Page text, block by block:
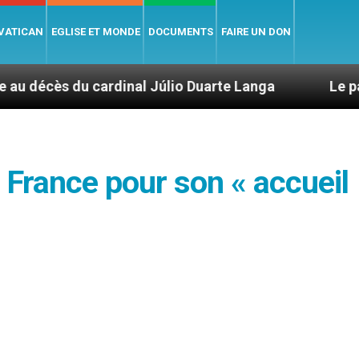
EGLISE ET MONDE DOCUMENTS FAIRE UN DON
Júlio Duarte Langa Le pape Léon XIV
pour son « accueil